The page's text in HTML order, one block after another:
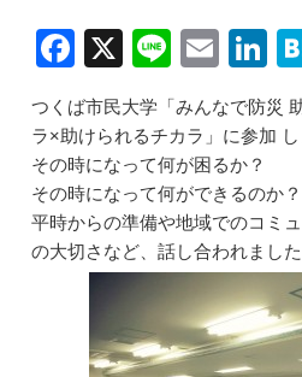
F
a
c
e
b
o
o
k
X Li
n
e
E
m
ai
l
Li
n
k
dI
n
つくば市民大学「みんなで防災
ラ×助けられるチカラ」に参加 し
その時になって何が困るか？
その時になって何ができるのか？
平時からの準備や地域でのコミ
の大切さなど、話し合われました